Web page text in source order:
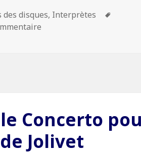
disques, Interprètes
Concerto
Jolivet